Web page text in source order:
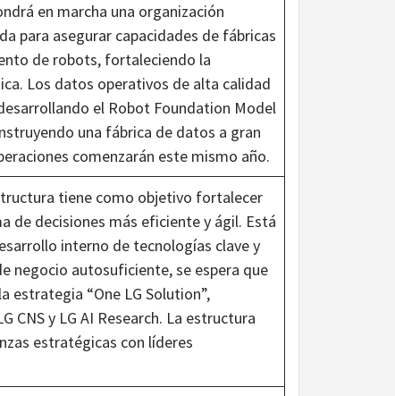
en marcha una organización
para asegurar capacidades de fábricas
de robots, fortaleciendo la
Los datos operativos de alta calidad
el Robot Foundation Model
una fábrica de datos a gran
comenzarán este mismo año.
tiene como objetivo fortalecer
de decisiones más eficiente y ágil. Está
interno de tecnologías clave y
negocio autosuficiente, se espera que
estrategia “One LG Solution”,
CNS y LG AI Research. La estructura
estratégicas con líderes